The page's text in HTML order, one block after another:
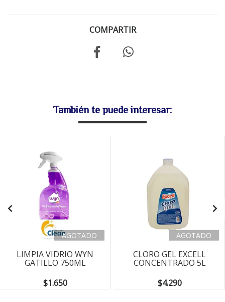
COMPARTIR
También te puede interesar:
AGOTADO
LIMPIA VIDRIO WYN
GATILLO 750ML
$1.650
AGOTADO
CLORO GEL EXCELL
CONCENTRADO 5L
$4.290